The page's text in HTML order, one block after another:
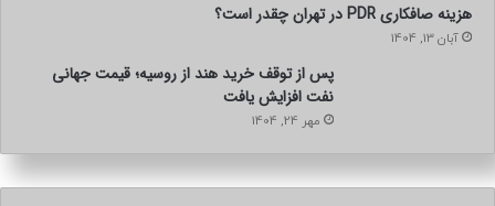
هزینه صافکاری PDR در تهران چقدر است؟
آبان 13, 1404
پس از توقف خرید هند از روسیه؛ قیمت جهانی
نفت افزایش یافت
مهر 24, 1404